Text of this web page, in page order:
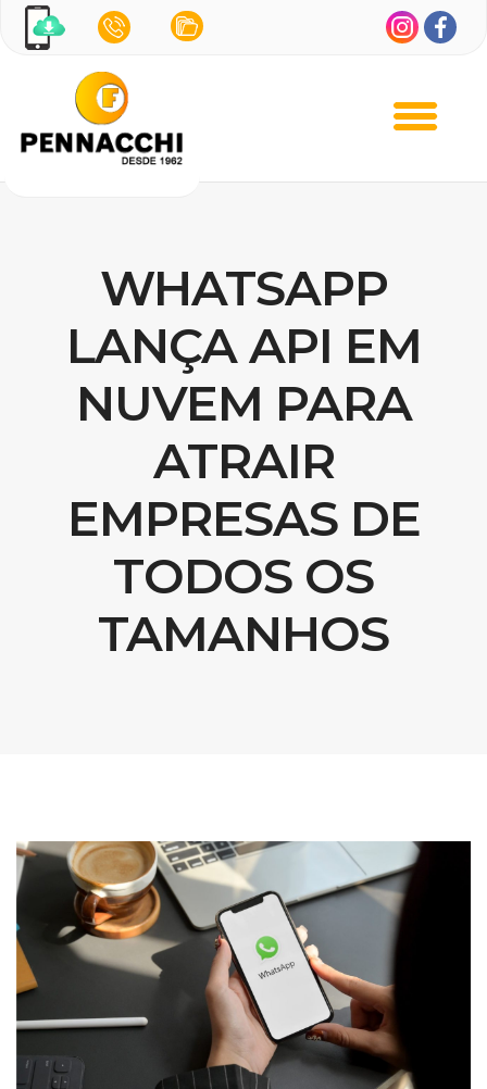
WHATSAPP
LANÇA API EM
NUVEM PARA
ATRAIR
EMPRESAS DE
TODOS OS
TAMANHOS